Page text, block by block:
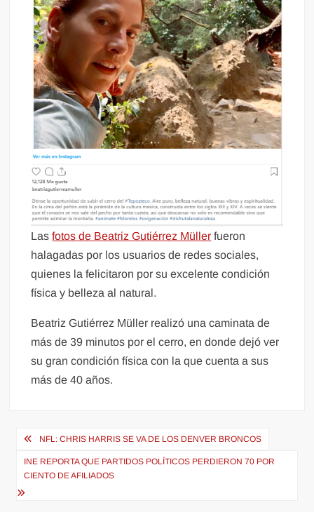
Lasfotos de Beatriz Gutiérrez Müller fueron
halagadas por los usuarios de redes sociales,
quienes la felicitaron por su excelente condición
física y belleza al natural.
Beatriz Gutiérrez Müller realizó una caminata de
más de 39 minutos por el cerro, en donde dejó ver
su gran condición física con la que cuenta a sus
más de 40 años.
Navegación
de
entradas
NFL: CHRIS HARRIS SE VA DE LOS DENVER BRONCOS
INE REPORTA QUE PARTIDOS POLÍTICOS PERDIERON 70 POR
CIENTO DE AFILIADOS